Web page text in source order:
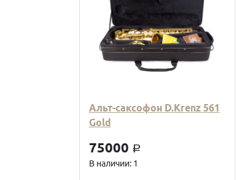
Альт-саксофон D.Krenz 561
Gold
75000 a
В наличии: 1